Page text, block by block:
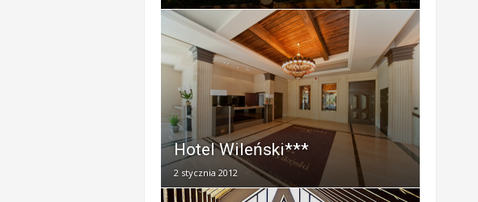
Hotel Wileński***
2 stycznia 2012